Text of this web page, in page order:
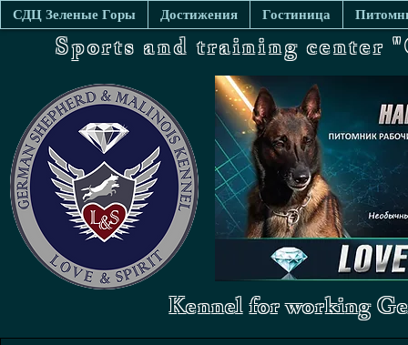
СДЦ Зеленые Горы Достижения Гостиница
Sports and training center
Kennel for working